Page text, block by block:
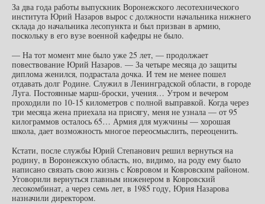
За два года работы выпускник Воронежского лесотехнического
института Юрий Назаров вырос с должности начальника нижнего
склада до начальника лесопункта и был призван в армию,
поскольку в его вузе военной кафедры не было.
— На тот момент мне было уже 25 лет, — продолжает
повествование Юрий Назаров. — За четыре месяца до защиты
диплома женился, подрастала дочка. И тем не менее пошел
отдавать долг Родине. Служил в Ленинградской области, в городе
Луга. Постоянные марш-броски, учения… Утром и вечером
проходили по 10-15 километров с полной выправкой. Когда через
три месяца жена приехала на присягу, меня не узнала — от 95
килограммов осталось 65… Армия для мужчины — хорошая
школа, дает возможность многое переосмыслить, переоценить.
Кстати, после службы Юрий Степанович решил вернуться на
родину, в Воронежскую область, но, видимо, на роду ему было
написано связать свою жизнь с Ковровом и Ковровским районом.
Уговорили вернуться главным инженером в Ковровский
лесокомбинат, а через семь лет, в 1985 году, Юрия Назарова
назначили директором.